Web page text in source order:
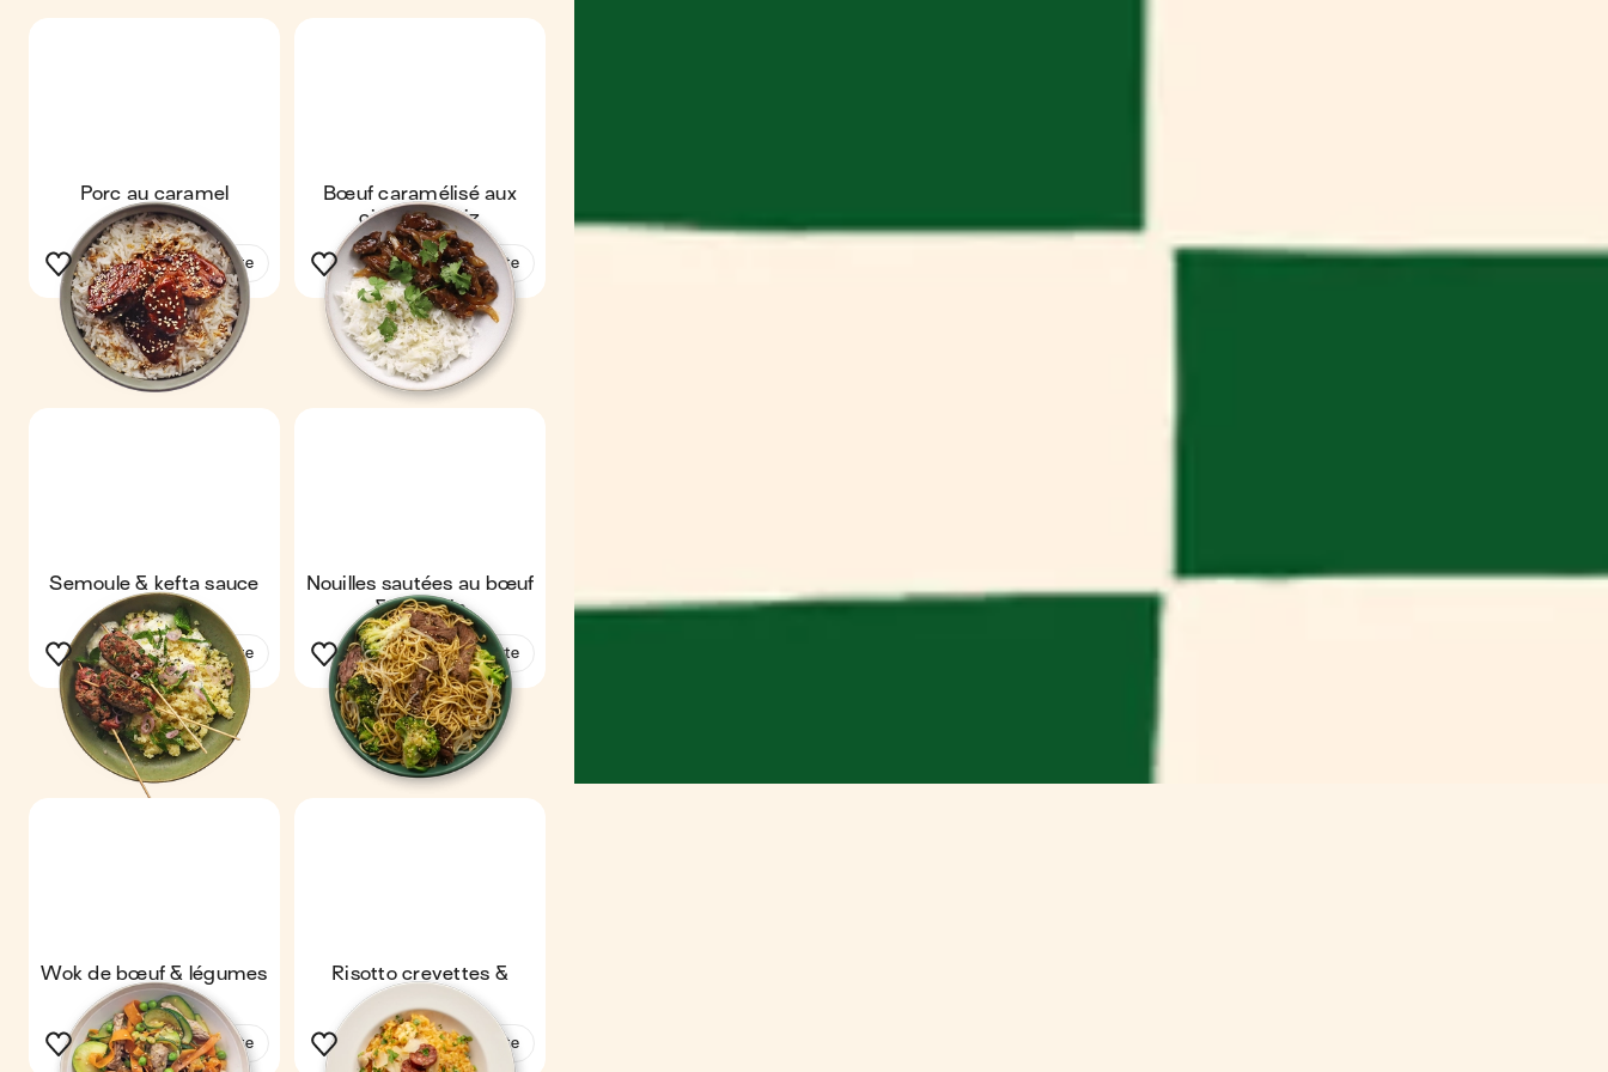
Porc au caramel
Voir la recette
Bœuf caramélisé aux
oignons & riz
Voir la recette
Semoule & kefta sauce
yaourt
Voir la recette
Nouilles sautées au bœuf
& brocolis
Voir la recette
Wok de bœuf & légumes
croquants
Voir la recette
Risotto crevettes &
Voir la recette